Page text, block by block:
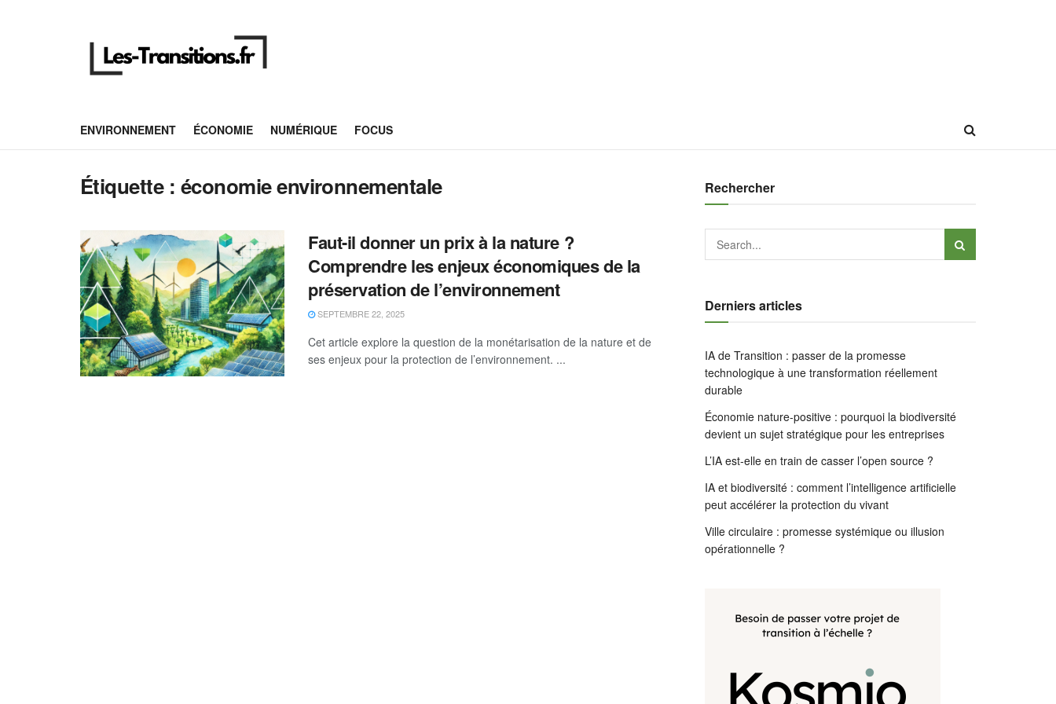
ENVIRONNEMENT ÉCONOMIE NUMÉRIQUE FOCUS
Étiquette : économie environnementale
Faut-il donner un prix à la nature ?
Comprendre les enjeux économiques de la
préservation de l’environnement
SEPTEMBRE 22, 2025
Cet article explore la question de la monétarisation de la nature et de
ses enjeux pour la protection de l’environnement. ...
Rechercher
Derniers articles
IA de Transition : passer de la promesse
technologique à une transformation réellement
durable
Économie nature-positive : pourquoi la biodiversité
devient un sujet stratégique pour les entreprises
L’IA est-elle en train de casser l’open source ?
IA et biodiversité : comment l’intelligence artificielle
peut accélérer la protection du vivant
Ville circulaire : promesse systémique ou illusion
opérationnelle ?